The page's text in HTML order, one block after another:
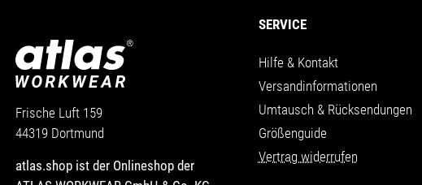
Frische Luft 159
44319 Dortmund
atlas.shop ist der Onlineshop der
SERVICE
Hilfe & Kontakt
Versandinformationen
Umtausch & Rücksendungen
Größenguide
Vertrag widerrufen